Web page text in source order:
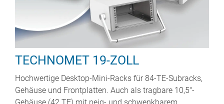
TECHNOMET 19-ZOLL
Hochwertige Desktop-Mini-Racks für 84-TE-Subracks,
Gehäuse und Frontplatten. Auch als tragbare 10,5"-